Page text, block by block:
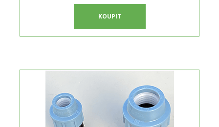
KOUPIT